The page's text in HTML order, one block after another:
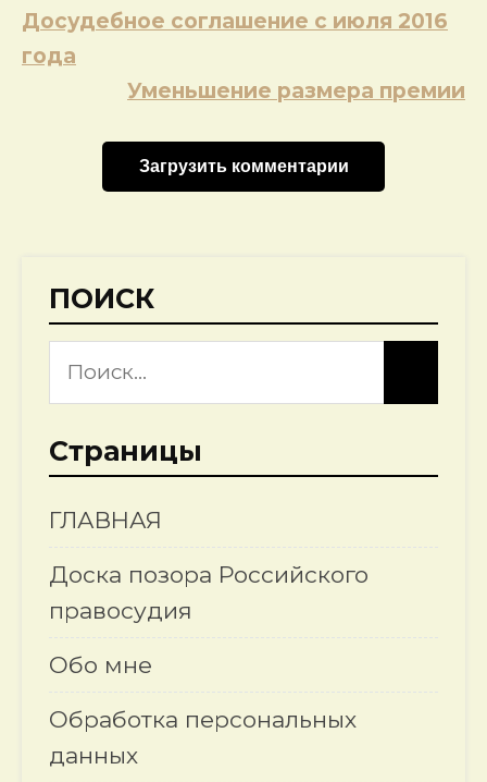
Навигация
по
записям
Досудебное соглашение с июля 2016
года
Уменьшение размера премии
Загрузить комментарии
ПОИСК
Страницы
ГЛАВНАЯ
Доска позора Российского
правосудия
Обо мне
Обработка персональных
данных